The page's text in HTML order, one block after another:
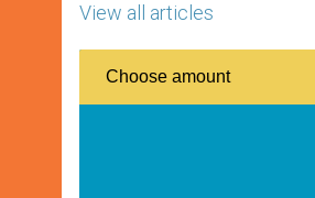
View all articles